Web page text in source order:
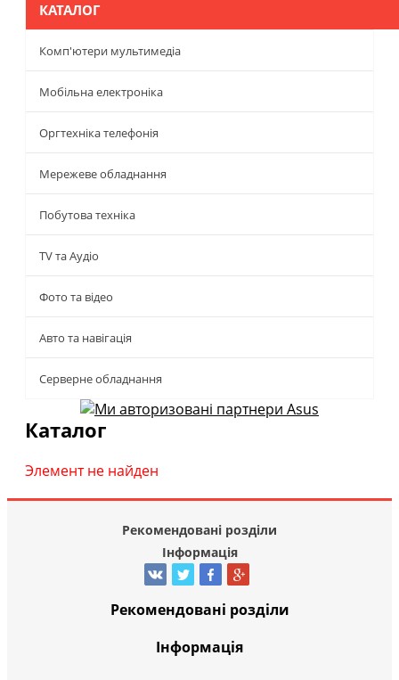
КАТАЛОГ
Комп'ютери мультимедіа
Мобільна електроніка
Оргтехніка телефонія
Мережеве обладнання
Побутова техніка
TV та Аудіо
Фото та відео
Авто та навігація
Серверне обладнання
Каталог
Элемент не найден
Рекомендовані розділи
Інформація
Рекомендовані розділи
Інформація